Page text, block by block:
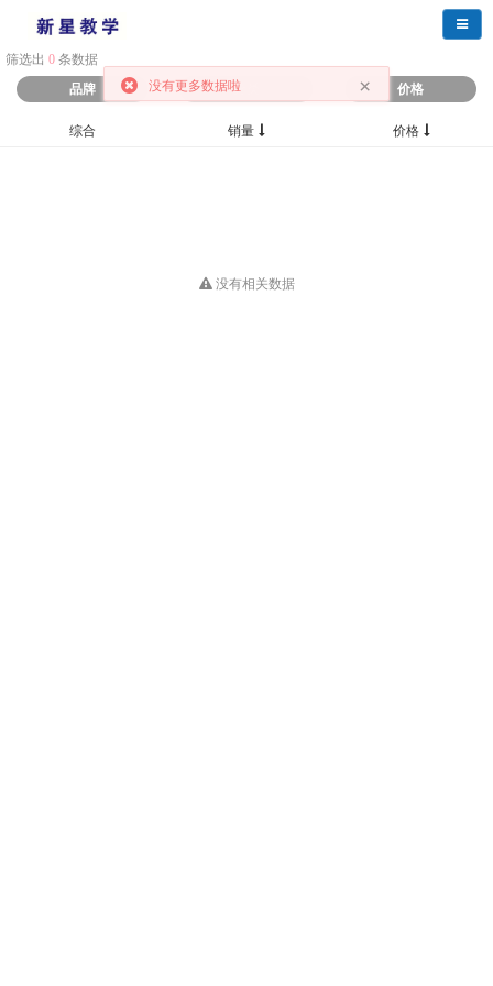
导航
筛选出 0 条数据
品牌
分类 价格
综合 销量 价格
没有相关数据
×
没有更多数据啦